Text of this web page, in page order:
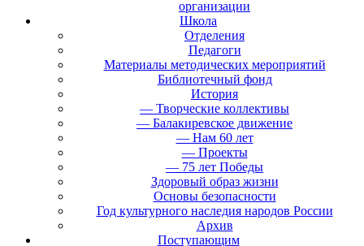
организации
Школа
Отделения
Педагоги
Материалы методических мероприятий
Библиотечный фонд
История
— Творческие коллективы
— Балакиревское движение
— Нам 60 лет
— Проекты
— 75 лет Победы
Здоровый образ жизни
Основы безопасности
Год культурного наследия народов России
Архив
Поступающим